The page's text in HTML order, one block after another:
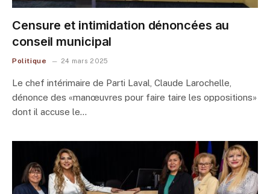
Censure et intimidation dénoncées au
conseil municipal
Politique 24 mars 2025
Le chef intérimaire de Parti Laval, Claude Larochelle,
dénonce des «manœuvres pour faire taire les oppositions»
dont il accuse le…